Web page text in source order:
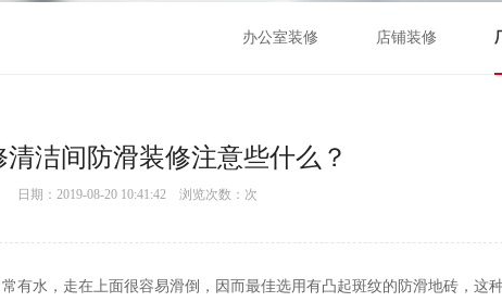
办公室装修 店铺装修
洁间防滑装修注意些什么？
日期：2019-08-20 10:41:42 浏览次数： 次
有水，走在上面很容易滑倒，因而最佳选用有凸起斑纹的防滑地砖，这